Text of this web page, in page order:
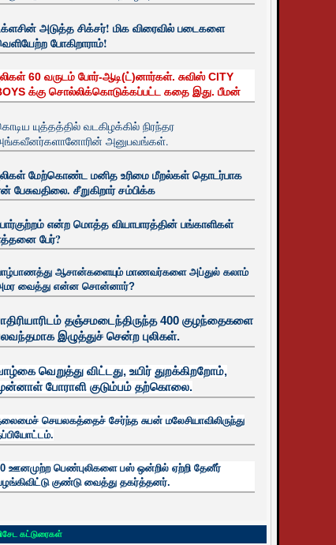
அடுத்த சிக்சர்! மிக விரைவில் படைகளை
போகிறாராம்!
60 வருடம் போர்-ஆடி(ட்)னார்கள். சுவிஸ் CITY
க்கு சொல்லிக்கொடுக்கப்பட்ட கதை இது. பீமன்
யுத்தத்தில் வடகிழக்கில் நிரந்தர
அனுபவங்கள்.
மேற்கொண்ட மனித உரிமை மீறல்கள் தொடர்பாக
பேசுவதிலை. சீறுகிறார் சம்பிக்க
என்ற மொத்த வியாபாரத்தின் பங்காளிகள்
பேர்?
ஆசான்களையும் மாணவர்களை அப்துல் கலாம்
வைத்து என்ன சொன்னார்?
தஞ்சமடைந்திருந்த 400 குழந்தைகளை
இழுத்துச் சென்ற புலிகள்.
வெறுத்து விட்டது, உயிர் துறக்கிறறோம்,
போராளி குடும்பம் தற்கொலை.
செயலகத்தைச் சேர்ந்த சுபன் மலேசியாவிலிருந்து
ஊனமுற்ற பெண்புலிகளை பஸ் ஒன்றில் ஏற்றி தேனீர்
குண்டு வைத்து தகர்த்தனர்.
கட்டுரைகள்